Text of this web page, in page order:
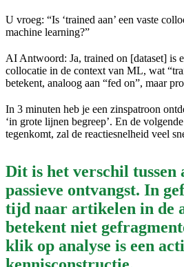
U vroeg: “Is ‘trained aan’ een vaste
machine learning?”
AI Antwoord: Ja, trained on [dataset] is
collocatie in de context van ML, wat
betekent, analoog aan “fed on”, maar
In 3 minuten heb je een zinspatroon
‘in grote lijnen begreep’. En de
tegenkomt, zal de reactiesnelheid veel
Dit is het verschil tussen
passieve ontvangst. In
tijd naar artikelen in de
betekent niet
klik op analyse is een